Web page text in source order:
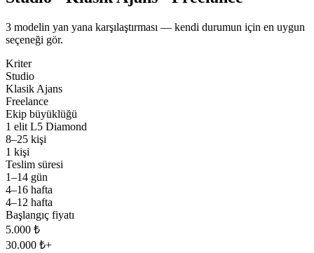
3 modelin yan yana karşılaştırması — kendi durumun için en uygun
seçeneği gör.
Kriter
Studio
Klasik Ajans
Freelance
Ekip büyüklüğü
1 elit L5 Diamond
8–25 kişi
1 kişi
Teslim süresi
1–14 gün
4–16 hafta
4–12 hafta
Başlangıç fiyatı
5.000 ₺
30.000 ₺+